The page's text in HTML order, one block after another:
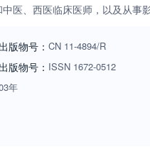
医、西医临床医师，以及从事
版物号： CN 11-4894/R
版物号 ： ISSN 1672-0512
年